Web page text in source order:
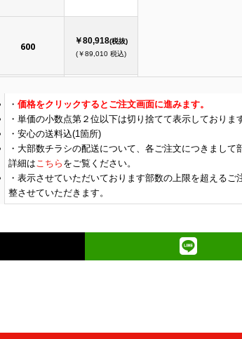
600
￥80,918(税抜)
(￥89,010 税込)
700
￥85,000
(税抜)
(￥93,500 税込)
800
￥89,163
(￥98,080 税込)
￥118,418(税抜)
価格をクリックするとご注文画面に進みます。
単価の小数点第２位以下は切り捨てて表示しておりま
安心の送料込(1箇所)
大部数チラシの配送について、各ご注文につきまし
詳細はこちら をご覧ください。
表示させていただいております部数の上限を超える
整させていただきます。